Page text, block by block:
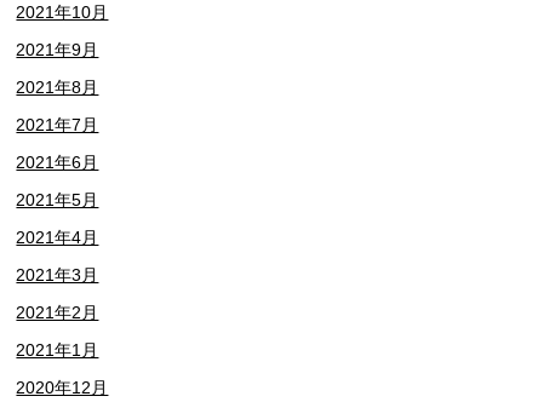
2021年10月
2021年9月
2021年8月
2021年7月
2021年6月
2021年5月
2021年4月
2021年3月
2021年2月
2021年1月
2020年12月